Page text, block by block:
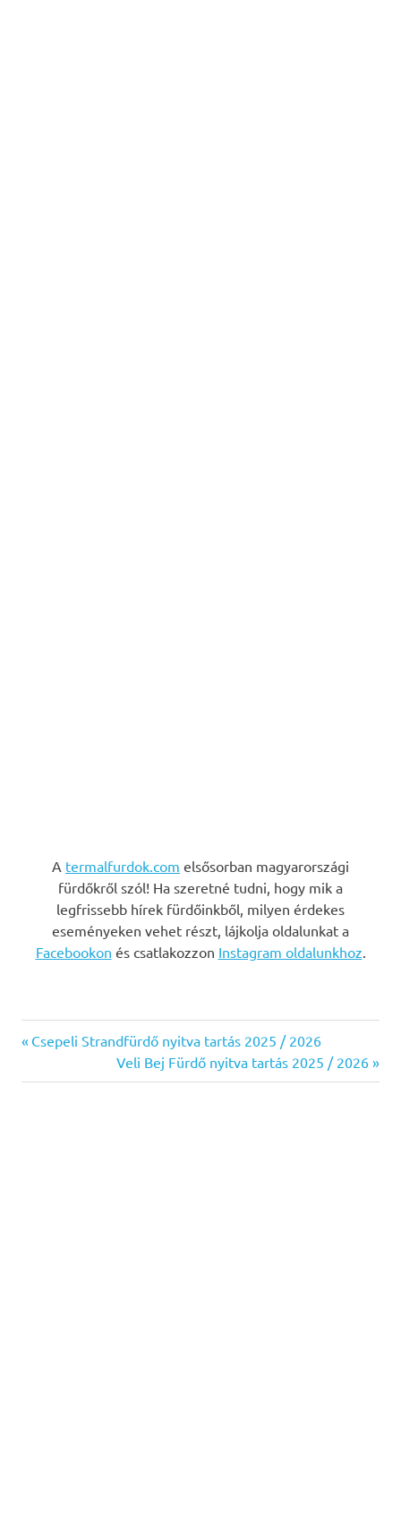
A termalfurdok.com elsősorban magyarországi
fürdőkről szól! Ha szeretné tudni, hogy mik a
legfrissebb hírek fürdőinkből, milyen érdekes
eseményeken vehet részt, lájkolja oldalunkat a
Facebookon és csatlakozzon Instagram oldalunkhoz.
Bejegyzés
navigáció
Previous
Csepeli Strandfürdő nyitva tartás 2025 / 2026
Next
Post:
Veli Bej Fürdő nyitva tartás 2025 / 2026